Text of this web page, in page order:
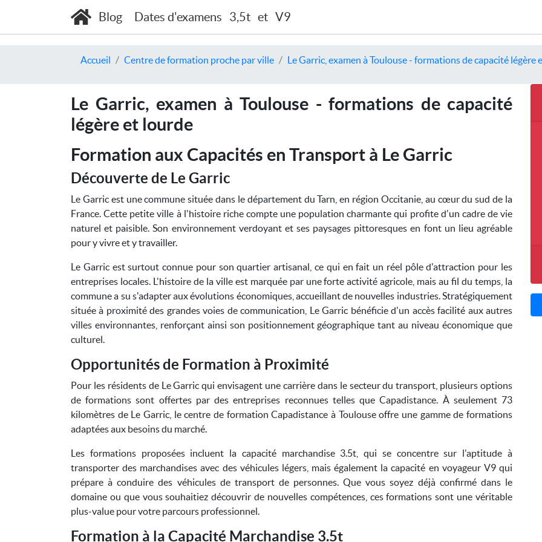
Blog Dates d'examens 3,5t et V9
Accueil Centre de formation proche par ville Le Garric, examen à Toulouse - formations de capacité légère
Le Garric, examen à Toulouse - formations de capacité
légère et lourde
Formation aux Capacités en Transport à Le Garric
Découverte de Le Garric
Le Garric est une commune située dans le département du Tarn, en région Occitanie, au cœur du sud de la
France. Cette petite ville à l'histoire riche compte une population charmante qui profite d'un cadre de vie
naturel et paisible. Son environnement verdoyant et ses paysages pittoresques en font un lieu agréable
pour y vivre et y travailler.
Le Garric est surtout connue pour son quartier artisanal, ce qui en fait un réel pôle d'attraction pour les
entreprises locales. L'histoire de la ville est marquée par une forte activité agricole, mais au fil du temps, la
commune a su s'adapter aux évolutions économiques, accueillant de nouvelles industries. Stratégiquement
située à proximité des grandes voies de communication, Le Garric bénéficie d'un accès facilité aux autres
villes environnantes, renforçant ainsi son positionnement géographique tant au niveau économique que
culturel.
Opportunités de Formation à Proximité
Pour les résidents de Le Garric qui envisagent une carrière dans le secteur du transport, plusieurs options
de formations sont offertes par des entreprises reconnues telles que Capadistance. À seulement 73
kilomètres de Le Garric, le centre de formation Capadistance à Toulouse offre une gamme de formations
adaptées aux besoins du marché.
Les formations proposées incluent la capacité marchandise 3.5t, qui se concentre sur l'aptitude à
transporter des marchandises avec des véhicules légers, mais également la capacité en voyageur V9 qui
prépare à conduire des véhicules de transport de personnes. Que vous soyez déjà confirmé dans le
domaine ou que vous souhaitiez découvrir de nouvelles compétences, ces formations sont une véritable
plus-value pour votre parcours professionnel.
Formation à la Capacité Marchandise 3.5t